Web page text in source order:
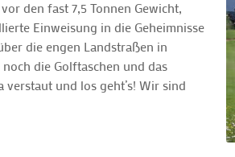
den fast 7,5 Tonnen Gewicht,
Einweisung in die Geheimnisse
die engen Landstraßen in
die Golftaschen und das
verstaut und los geht’s! Wir sind